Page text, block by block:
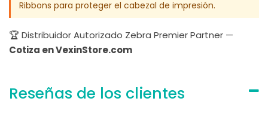
Ribbons para proteger el cabezal de impresión.
🏆 Distribuidor Autorizado Zebra Premier Partner —
Cotiza en VexinStore.com
Reseñas de los clientes